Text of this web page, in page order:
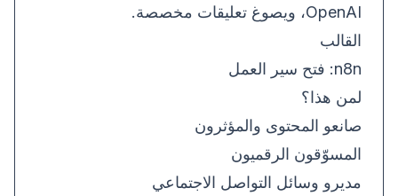
OpenAI، ويصوغ تعليقات مخصصة.
القالب
n8n: فتح سير العمل
لمن هذا؟
صانعو المحتوى والمؤثرون
المسوّقون الرقميون
مديرو وسائل التواصل الاجتماعي